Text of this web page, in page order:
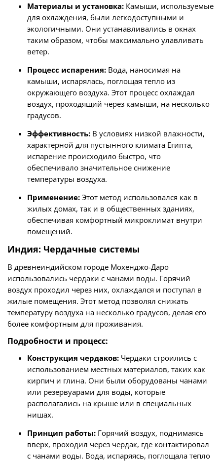
Материалы и установка: Камыши, используемые
для охлаждения, были легкодоступными и
экологичными. Они устанавливались в окнах
таким образом, чтобы максимально улавливать
ветер.
Процесс испарения: Вода, наносимая на
камыши, испарялась, поглощая тепло из
окружающего воздуха. Этот процесс охлаждал
воздух, проходящий через камыши, на несколько
градусов.
Эффективность: В условиях низкой влажности,
характерной для пустынного климата Египта,
испарение происходило быстро, что
обеспечивало значительное снижение
температуры воздуха.
Применение:Этот метод использовался как в
жилых домах, так и в общественных зданиях,
обеспечивая комфортный микроклимат внутри
помещений.
Индия: Чердачные системы
В древнеиндийском городе Мохенджо-Даро
использовались чердаки с чанами воды. Горячий
воздух проходил через них, охлаждался и поступал в
жилые помещения. Этот метод позволял снижать
температуру воздуха на несколько градусов, делая его
более комфортным для проживания.
Подробности и процесс:
Конструкция чердаков: Чердаки строились с
использованием местных материалов, таких как
кирпич и глина. Они были оборудованы чанами
или резервуарами для воды, которые
располагались на крыше или в специальных
нишах.
Принцип работы: Горячий воздух, поднимаясь
вверх, проходил через чердак, где контактировал
с чанами воды. Вода, испаряясь, поглощала тепло